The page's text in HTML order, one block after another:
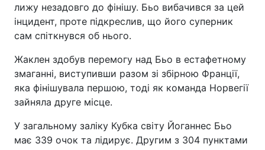
лижу незадовго до фінішу. Бьо вибачився за цей
інцидент, проте підкреслив, що його суперник
сам спіткнувся об нього.
Жаклен здобув перемогу над Бьо в естафетному
змаганні, виступивши разом зі збірною Франції,
яка фінішувала першою, тоді як команда Норвегії
зайняла друге місце.
У загальному заліку Кубка світу Йоганнес Бьо
має 339 очок та лідирує. Другим з 304 пунктами